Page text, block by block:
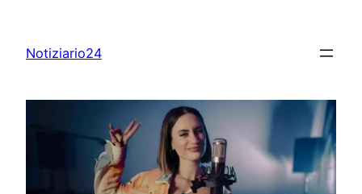
content
Notiziario24